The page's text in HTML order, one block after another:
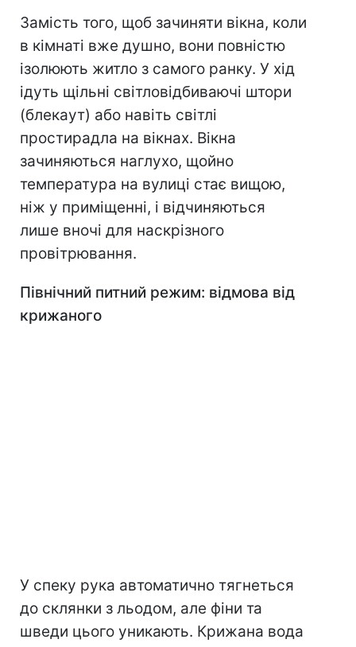
Замість того, щоб зачиняти вікна, коли
в кімнаті вже душно, вони повністю
ізолюють житло з самого ранку. У хід
ідуть щільні світловідбиваючі штори
(блекаут) або навіть світлі
простирадла на вікнах. Вікна
зачиняються наглухо, щойно
температура на вулиці стає вищою,
ніж у приміщенні, і відчиняються
лише вночі для наскрізного
провітрювання.
Північний питний режим: відмова від
крижаного
У спеку рука автоматично тягнеться
до склянки з льодом, але фіни та
шведи цього уникають. Крижана вода